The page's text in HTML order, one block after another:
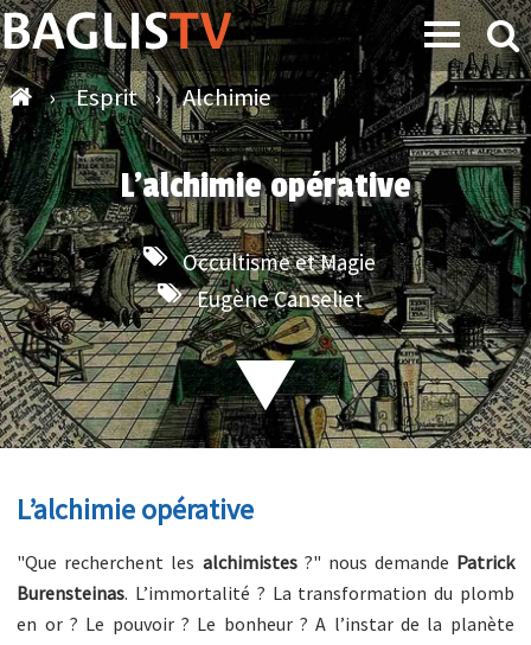
› Esprit › Alchimie
L’alchimie opérative
Occultisme et Magie
Eugène Canseliet
L’alchimie opérative
"Que recherchent les alchimistes?" nous demande Patrick
Burensteinas. L’immortalité ? La transformation du plomb
en or ? Le pouvoir ? Le bonheur ? A l’instar de la planète